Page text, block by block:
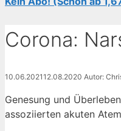
Corona:
10.06.202112.08.2020 Autor:
Genesung und
assoziierten akuten